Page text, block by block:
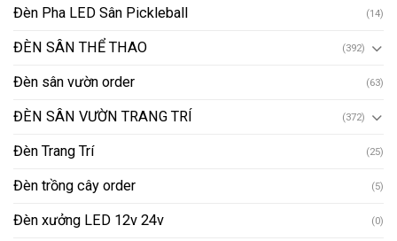
Đèn Pha LED Sân Pickleball (14)
ĐÈN SÂN THỂ THAO (392)
Đèn sân vườn order (63)
ĐÈN SÂN VƯỜN TRANG TRÍ (372)
Đèn Trang Trí (25)
Đèn trồng cây order (5)
Đèn xưởng LED 12v 24v (0)